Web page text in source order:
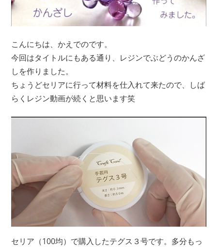
こんにちは、かえでのです。
今回はタイトルにもある通り、レジンでぶどうのかんざ
しを作りました。
ちょうどセリアに行って材料を仕入れて来たので、しば
らくレジン動画が続くと思います笑
セリア（100均）で購入したテグス３号です。多分もっ